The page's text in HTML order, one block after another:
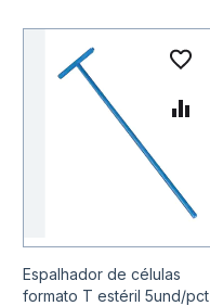
Espalhador de células
formato T estéril 5und/pct